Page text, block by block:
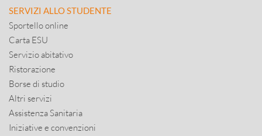
SERVIZI ALLO STUDENTE
Sportello online
Carta ESU
Servizio abitativo
Ristorazione
Borse di studio
Altri servizi
Assistenza Sanitaria
Iniziative e convenzioni